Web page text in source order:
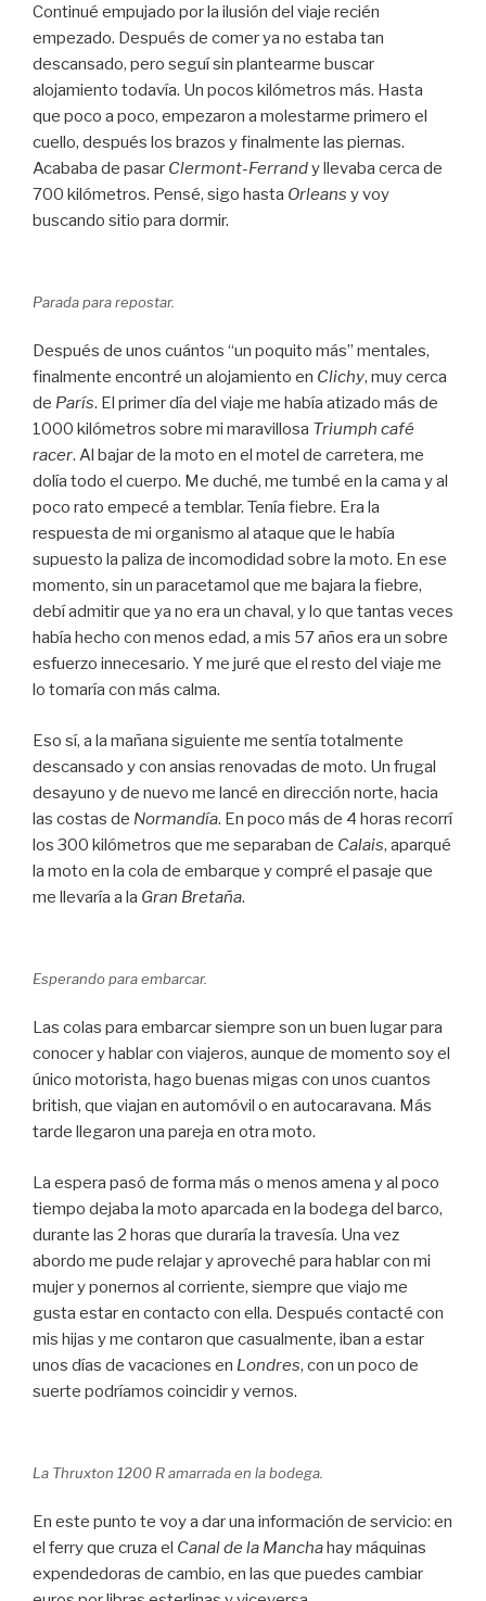
Continué empujado por la ilusión del viaje recién
empezado. Después de comer ya no estaba tan
descansado, pero seguí sin plantearme buscar
alojamiento todavía. Un pocos kilómetros más. Hasta
que poco a poco, empezaron a molestarme primero el
cuello, después los brazos y finalmente las piernas.
Acababa de pasar Clermont-Ferrandy llevaba cerca de
700 kilómetros. Pensé, sigo hasta Orleans y voy
buscando sitio para dormir.
Parada para repostar.
Después de unos cuántos “un poquito más” mentales,
finalmente encontré un alojamiento en Clichy, muy cerca
de París. El primer día del viaje me había atizado más de
1000 kilómetros sobre mi maravillosa Triumph café
racer. Al bajar de la moto en el motel de carretera, me
dolía todo el cuerpo. Me duché, me tumbé en la cama y al
poco rato empecé a temblar. Tenía fiebre. Era la
respuesta de mi organismo al ataque que le había
supuesto la paliza de incomodidad sobre la moto. En ese
momento, sin un paracetamol que me bajara la fiebre,
debí admitir que ya no era un chaval, y lo que tantas veces
había hecho con menos edad, a mis 57 años era un sobre
esfuerzo innecesario. Y me juré que el resto del viaje me
lo tomaría con más calma.
Eso sí, a la mañana siguiente me sentía totalmente
descansado y con ansias renovadas de moto. Un frugal
desayuno y de nuevo me lancé en dirección norte, hacia
las costas de Normandía. En poco más de 4 horas recorrí
los 300 kilómetros que me separaban de Calais, aparqué
la moto en la cola de embarque y compré el pasaje que
me llevaría a la Gran Bretaña.
Esperando para embarcar.
Las colas para embarcar siempre son un buen lugar para
conocer y hablar con viajeros, aunque de momento soy el
único motorista, hago buenas migas con unos cuantos
british, que viajan en automóvil o en autocaravana. Más
tarde llegaron una pareja en otra moto.
La espera pasó de forma más o menos amena y al poco
tiempo dejaba la moto aparcada en la bodega del barco,
durante las 2 horas que duraría la travesía. Una vez
abordo me pude relajar y aproveché para hablar con mi
mujer y ponernos al corriente, siempre que viajo me
gusta estar en contacto con ella. Después contacté con
mis hijas y me contaron que casualmente, iban a estar
unos días de vacaciones en Londres, con un poco de
suerte podríamos coincidir y vernos.
La Thruxton 1200 R amarrada en la bodega.
En este punto te voy a dar una información de servicio: en
el ferry que cruza el Canal de la Manchahay máquinas
expendedoras de cambio, en las que puedes cambiar